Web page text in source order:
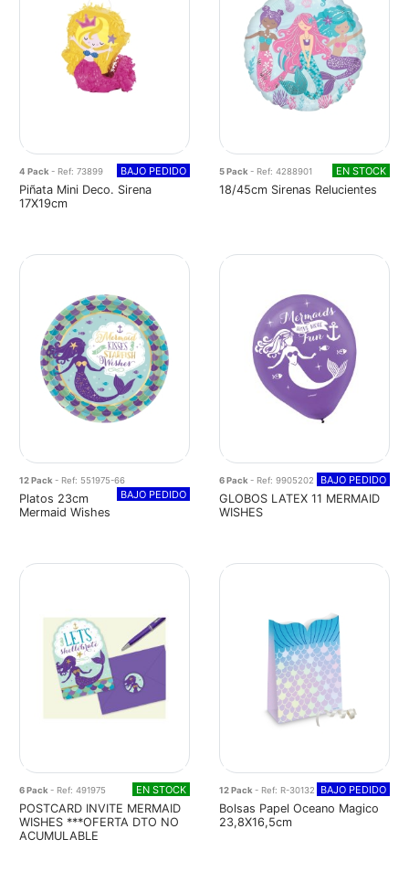
4 Pack - Ref: 73899 BAJO PEDIDO
Piñata Mini Deco. Sirena
17X19cm
5 Pack - Ref: 4288901 EN STOCK
18/45cm Sirenas Relucientes
12 Pack- Ref: 551975-66
BAJO PEDIDO
Platos 23cm
Mermaid Wishes
6 Pack- Ref: 9905202 BAJO PEDIDO
GLOBOS LATEX 11 MERMAID
WISHES
6 Pack - Ref: 491975 EN STOCK
POSTCARD INVITE MERMAID
WISHES ***OFERTA DTO NO
ACUMULABLE
12 Pack - Ref: R-30132 BAJO PEDIDO
Bolsas Papel Oceano Magico
23,8X16,5cm